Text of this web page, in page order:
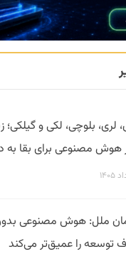
لری، بلوچی، لکی و گیلکی؛
مصنوعی برای بقا به
ملل: هوش مصنوعی
توسعه را عمیق‌تر می‌کند